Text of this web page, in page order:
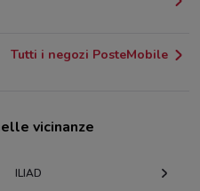
Tutti i negozi PosteMobile
vicinanze
ILIAD